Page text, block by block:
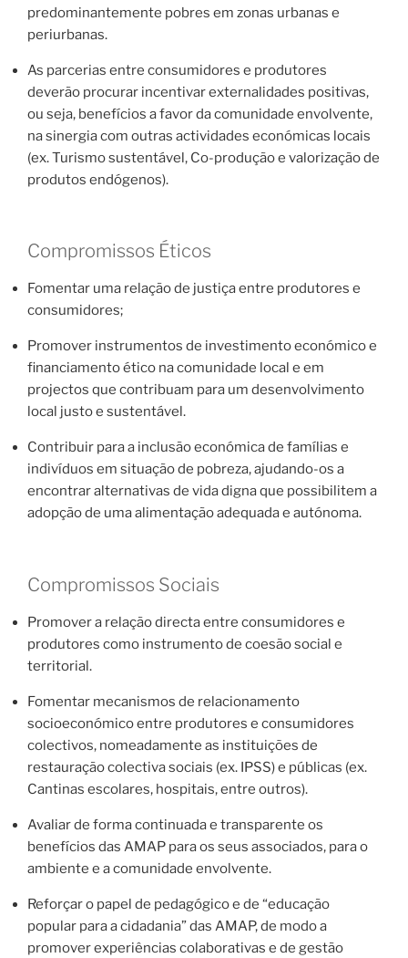
predominantemente pobres em zonas urbanas e
periurbanas.
As parcerias entre consumidores e produtores
deverão procurar incentivar externalidades positivas,
ou seja, benefícios a favor da comunidade envolvente,
na sinergia com outras actividades económicas locais
(ex. Turismo sustentável, Co-produção e valorização de
produtos endógenos).
Compromissos Éticos
Fomentar uma relação de justiça entre produtores e
consumidores;
Promover instrumentos de investimento económico e
financiamento ético na comunidade local e em
projectos que contribuam para um desenvolvimento
local justo e sustentável.
Contribuir para a inclusão económica de famílias e
indivíduos em situação de pobreza, ajudando-os a
encontrar alternativas de vida digna que possibilitem a
adopção de uma alimentação adequada e autónoma.
Compromissos Sociais
Promover a relação directa entre consumidores e
produtores como instrumento de coesão social e
territorial.
Fomentar mecanismos de relacionamento
socioeconómico entre produtores e consumidores
colectivos, nomeadamente as instituições de
restauração colectiva sociais (ex. IPSS) e públicas (ex.
Cantinas escolares, hospitais, entre outros).
Avaliar de forma continuada e transparente os
benefícios das AMAP para os seus associados, para o
ambiente e a comunidade envolvente.
Reforçar o papel de pedagógico e de “educação
popular para a cidadania” das AMAP, de modo a
promover experiências colaborativas e de gestão